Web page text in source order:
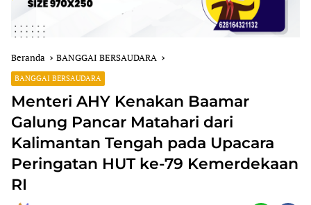
Beranda BANGGAI BERSAUDARA
BANGGAI BERSAUDARA
Menteri AHY Kenakan Baamar
Galung Pancar Matahari dari
Kalimantan Tengah pada Upacara
Peringatan HUT ke-79 Kemerdekaan
RI